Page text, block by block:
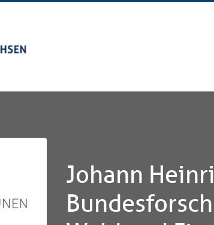
Johann